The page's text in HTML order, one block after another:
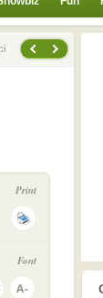
Print
Font
prethodno